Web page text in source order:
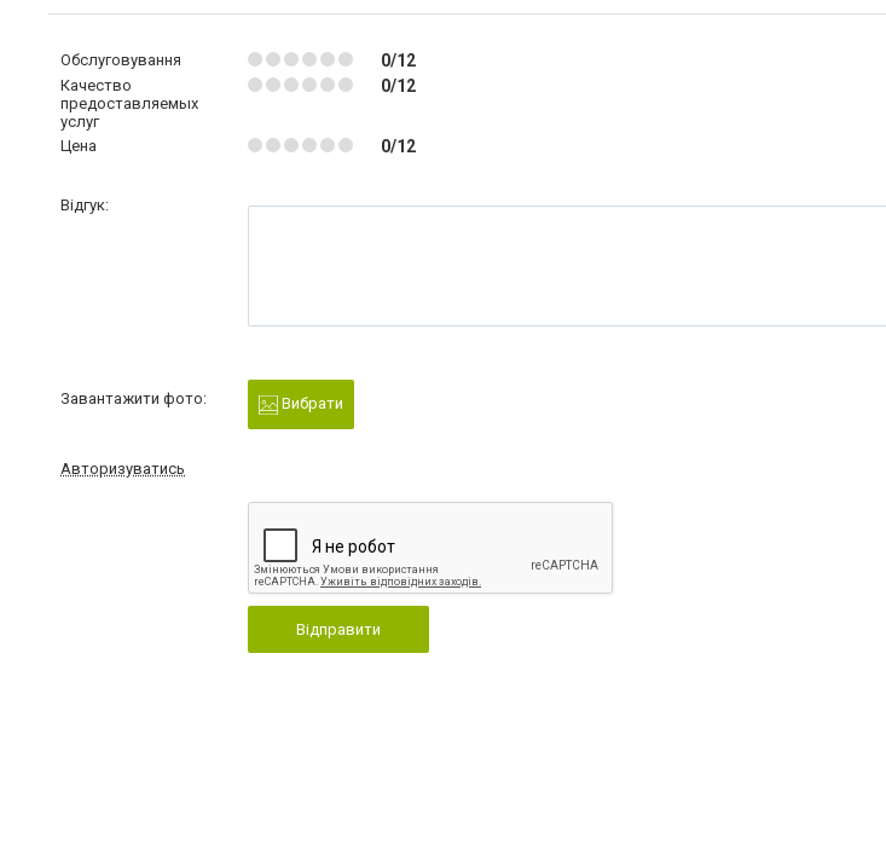
Обслуговування 0/12
Качество
предоставляемых
услуг
0/12
Цена 0/12
Відгук:
Завантажити фото: Вибрати
Авторизуватись
Відправити